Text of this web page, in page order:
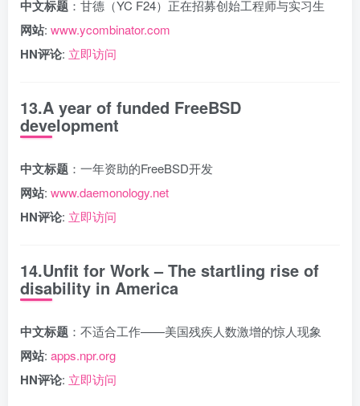
中文标题 ：甘德（YC F24）正在招募创始工程师与实习生
网站: www.ycombinator.com
HN评论: 立即访问
13.A year of funded FreeBSD
development
中文标题 ：一年资助的FreeBSD开发
网站: www.daemonology.net
HN评论: 立即访问
14.Unfit for Work – The startling rise of
disability in America
中文标题 ：不适合工作——美国残疾人数激增的惊人现象
网站: apps.npr.org
HN评论: 立即访问